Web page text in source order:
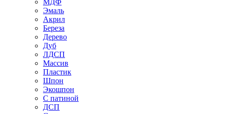
Эмаль
Акрил
Береза
Дерево
Дуб
ЛДСП
Массив
Пластик
Шпон
Экошпон
С патиной
ДСП